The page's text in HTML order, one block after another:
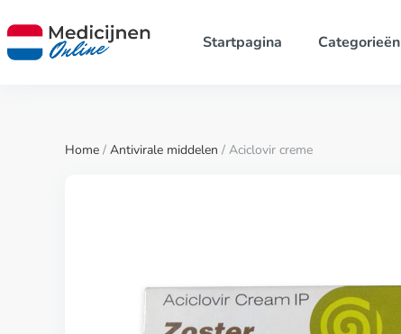
Startpagina Categorieën
Home / Antivirale middelen / Aciclovir creme